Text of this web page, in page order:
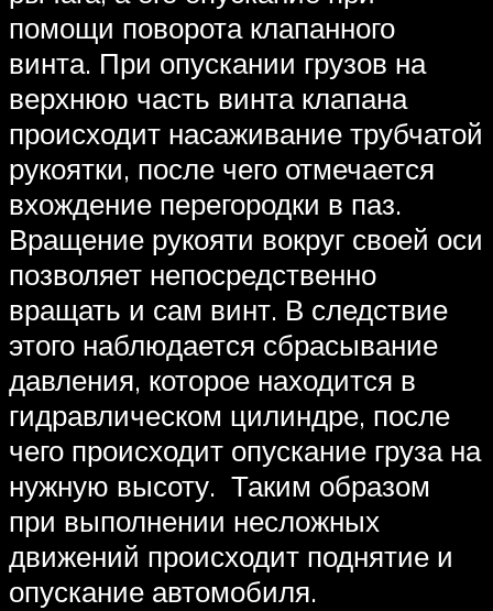
помощи поворота клапанного
винта. При опускании грузов на
верхнюю часть винта клапана
происходит насаживание трубчатой
рукоятки, после чего отмечается
вхождение перегородки в паз.
Вращение рукояти вокруг своей оси
позволяет непосредственно
вращать и сам винт. В следствие
этого наблюдается сбрасывание
давления, которое находится в
гидравлическом цилиндре, после
чего происходит опускание груза на
нужную высоту. Таким образом
при выполнении несложных
движений происходит поднятие и
опускание автомобиля.